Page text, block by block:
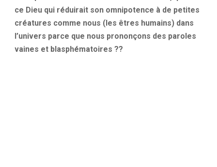
ce Dieu qui réduirait son omnipotence à de petites
créatures comme nous (les êtres humains) dans
l’univers parce que nous prononçons des paroles
vaines et blasphématoires ??